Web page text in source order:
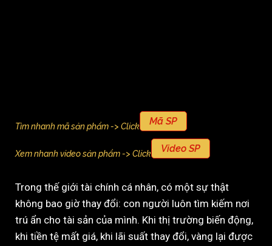
Tìm nhanh mã sản phẩm -> Click Mã SP
Xem nhanh video sản phẩm -> Click Video SP
Trong thế giới tài chính cá nhân, có một sự thật
không bao giờ thay đổi: con người luôn tìm kiếm nơi
trú ẩn cho tài sản của mình. Khi thị trường biến động,
khi tiền tệ mất giá, khi lãi suất thay đổi, vàng lại được